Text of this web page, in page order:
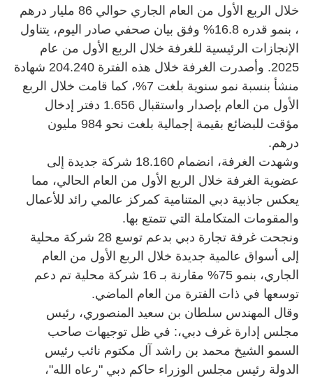
خلال الربع الأول من العام الجاري حوالي 86 مليار درهم
، بنمو قدره 16.8% وفق بيان صحفي صادر اليوم، يتناول
الإنجازات الرئيسية للغرفة خلال الربع الأول من عام
2025. وأصدرت الغرفة خلال هذه الفترة 204.240 شهادة
منشأ بنسبة نمو سنوية بلغت 7%، كما قامت خلال الربع
الأول من العام بإصدار واستقبال 1.656 دفتر إدخال
مؤقت للبضائع بقيمة إجمالية بلغت نحو 984 مليون
درهم.
وشهدت الغرفة، انضمام 18.160 شركة جديدة إلى
عضوية الغرفة خلال الربع الأول من العام الحالي، مما
يعكس جاذبية دبي المتنامية كمركز عالمي رائد للأعمال
والمقومات المتكاملة التي تتمتع بها.
ونجحت غرفة تجارة دبي بدعم توسع 28 شركة محلية
إلى أسواق عالمية جديدة خلال الربع الأول من العام
الجاري، بنمو 75% مقارنة بـ 16 شركة محلية تم دعم
توسعها في ذات الفترة من العام الماضي.
وقال المهندس سلطان بن سعيد المنصوري، رئيس
مجلس إدارة غرف دبي،: في ظل توجيهات صاحب
السمو الشيخ محمد بن راشد آل مكتوم نائب رئيس
الدولة رئيس مجلس الوزراء حاكم دبي "رعاه الله"،